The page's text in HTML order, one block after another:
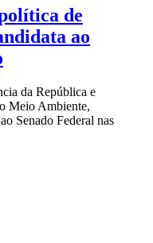
de
ao
da República e
Meio Ambiente,
Senado Federal nas